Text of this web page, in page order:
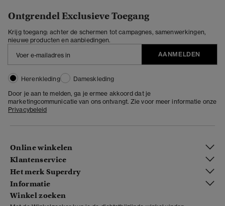
Ontgrendel Exclusieve Toegang
Krijg toegang: achter de schermen tot campagnes, samenwerkingen,
nieuwe producten en aanbiedingen.
AANMELDEN
Herenkleding
Dameskleding
Door je aan te melden, ga je ermee akkoord dat je
marketingcommunicatie van ons ontvangt. Zie voor meer informatie onze
Privacybeleid
Online winkelen
Klantenservice
Het merk Superdry
Informatie
Winkel zoeken